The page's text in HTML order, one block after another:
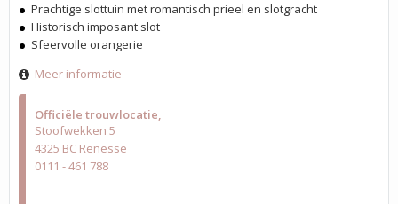
Officiële trouwlocatie
Stoofwekken 5
4325 BC Renesse
0111 - 461 788
Prachtige slottuin met romantisch prieel en slotgracht
Historisch imposant slot
Sfeervolle orangerie
Meer informatie